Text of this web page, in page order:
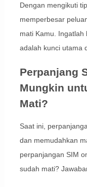
Dengan mengikuti
memperbesar
mati Kamu. Ingatlah
adalah kunci utama
Perpanjang
Mungkin
Mati?
Saat ini,
dan memudahkan
perpanjangan SIM
sudah mati?